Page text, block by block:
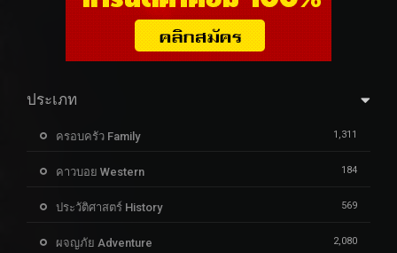
ประเภท
ครอบครัว Family 1,311
คาวบอย Western 184
ประวัติศาสตร์ History 569
ผจญภัย Adventure 2,080